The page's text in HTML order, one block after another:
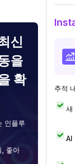
신
을
확
인플루
, 좋아
추적
새
AI